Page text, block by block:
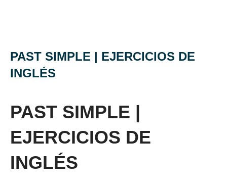
PAST SIMPLE | EJERCICIOS DE
INGLÉS
PAST SIMPLE |
EJERCICIOS DE
INGLÉS